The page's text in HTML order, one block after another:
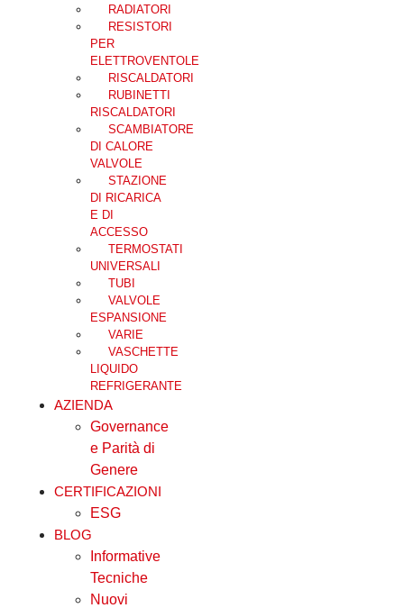
RADIATORI
RESISTORI
PER
ELETTROVENTOLE
RISCALDATORI
RUBINETTI
RISCALDATORI
SCAMBIATORE
DI CALORE
VALVOLE
STAZIONE
DI RICARICA
E DI
ACCESSO
TERMOSTATI
UNIVERSALI
TUBI
VALVOLE
ESPANSIONE
VARIE
VASCHETTE
LIQUIDO
REFRIGERANTE
AZIENDA
Governance
e Parità di
Genere
CERTIFICAZIONI
ESG
BLOG
Informative
Tecniche
Nuovi